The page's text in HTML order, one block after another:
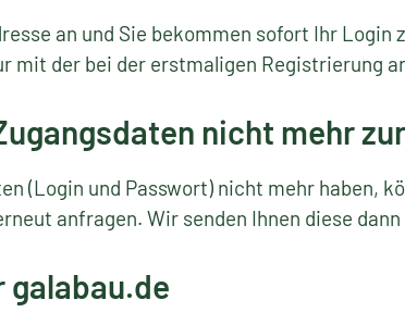
an und Sie bekommen sofort Ihr Login
mit der bei der erstmaligen Registrierung
nicht mehr
(Login und Passwort) nicht mehr haben,
anfragen. Wir senden Ihnen diese